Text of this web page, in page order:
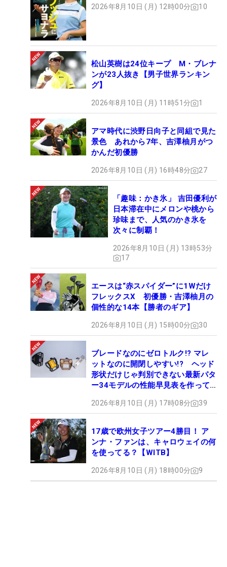
2026年8月10日 (月) 12時00分 10
松山英樹は24位キープ M・ブレナ
ンが23人抜き【男子世界ランキン
グ】
2026年8月10日 (月) 11時51分 1
アマ時代に渋野日向子と同組で見た
景色 あれから7年、吉澤柚月がつ
かんだ初優勝
2026年8月10日 (月) 16時48分 27
「趣味：かき氷」 吉田優利が
日本滞在中にメロンや桃から
珍味まで、人気のかき氷を
次々に制覇！
2026年8月10日 (月) 13時53分
17
エースは“赤スパイダー”に1Wだけ
フレックスX 初優勝・吉澤柚月の
個性的な14本【勝者のギア】
2026年8月10日 (月) 15時00分 30
ブレードなのにゼロトルク!? マレ
ットなのに開閉しやすい!? ヘッド
形状だけじゃ判別できない最新パタ
ー34モデルの性能早見表を作って
2026年8月10日 (月) 17時08分 39
17歳で欧州女子ツアー4勝目！ ア
ンナ・ファンは、キャロウェイの何
を使ってる？【WITB】
2026年8月10日 (月) 18時00分 9